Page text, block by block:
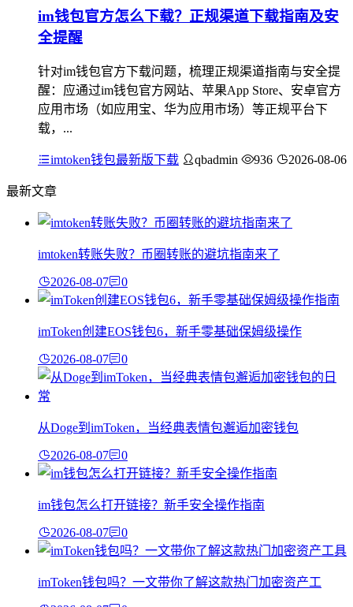
im钱包官方怎么下载？正规渠道下载指南及安
全提醒
针对im钱包官方下载问题，梳理正规渠道指南与安全提
醒：应通过im钱包官方网站、苹果App Store、安卓官方
应用市场（如应用宝、华为应用市场）等正规平台下
载，...
imtoken钱包最新版下载 qbadmin 936 2026-08-06
最新文章
imtoken转账失败？币圈转账的避坑指南来了
2026-08-07 0
imToken创建EOS钱包6，新手零基础保姆级操作
2026-08-07 0
从Doge到imToken，当经典表情包邂逅加密钱包
2026-08-07 0
im钱包怎么打开链接？新手安全操作指南
2026-08-07 0
imToken钱包吗？一文带你了解这款热门加密资产工